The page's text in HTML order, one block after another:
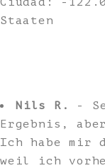
Staaten
Nils R.
-
Ergebnis,
Ich habe mir
weil ich